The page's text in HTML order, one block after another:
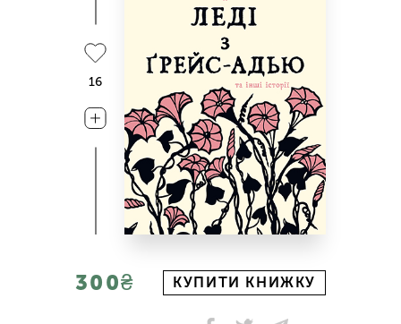
16
300₴ КУПИТИ КНИЖКУ